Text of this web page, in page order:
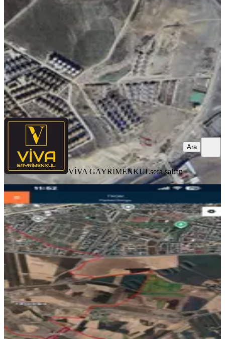
Sur, Yeşilvadi Mahallesi
537 m² · 6.611/m²·27.04.2026
VİVA GAYRİMENKULsefa saltan
Ara
VİVA GAYRİMENKULsefa saltan
Ara
Hashavar Da İmara Yakın Satılık
Fırsat Arazi
Bağlar, Batıçanakçı Mahallesi
2000 m²·2.625/m²·18.05.2026
5.250.000 ₺
KOÇ GAYRİMENKULRamazan Koç
Ara